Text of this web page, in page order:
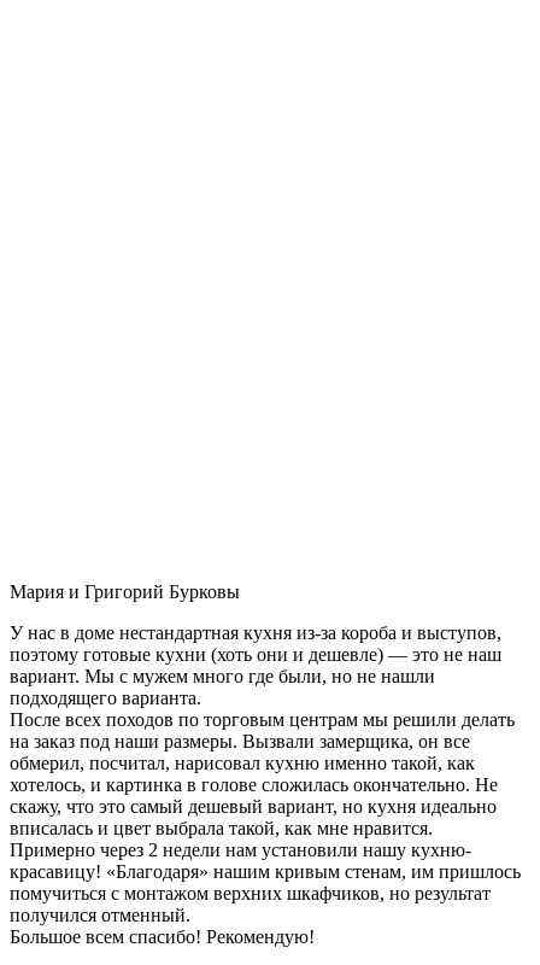
Мария и Григорий Бурковы
У нас в доме нестандартная кухня из-за короба и выступов,
поэтому готовые кухни (хоть они и дешевле) — это не наш
вариант. Мы с мужем много где были, но не нашли
подходящего варианта.
После всех походов по торговым центрам мы решили делать
на заказ под наши размеры. Вызвали замерщика, он все
обмерил, посчитал, нарисовал кухню именно такой, как
хотелось, и картинка в голове сложилась окончательно. Не
скажу, что это самый дешевый вариант, но кухня идеально
вписалась и цвет выбрала такой, как мне нравится.
Примерно через 2 недели нам установили нашу кухню-
красавицу! «Благодаря» нашим кривым стенам, им пришлось
помучиться с монтажом верхних шкафчиков, но результат
получился отменный.
Большое всем спасибо! Рекомендую!